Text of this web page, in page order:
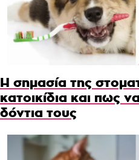
Η σημασία της
κατοικίδια και πως
δόντια τους